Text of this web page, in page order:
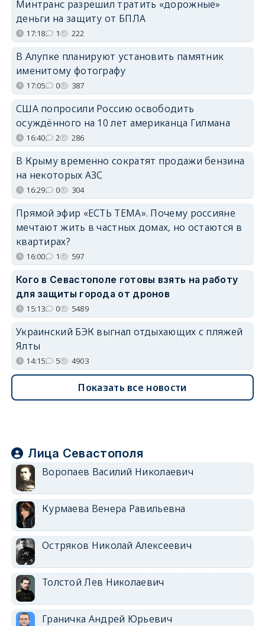
Минтранс разрешил тратить «дорожные»
деньги на защиту от БПЛА
17:18 1 222
В Алупке планируют установить памятник
именитому фотографу
17:05 0 387
США попросили Россию освободить
осуждённого на 10 лет американца Гилмана
16:40 2 286
В Крыму временно сократят продажи бензина
на некоторых АЗС
16:29 0 304
Прямой эфир «ЕСТЬ ТЕМА». Почему россияне
мечтают жить в частных домах, но остаются в
квартирах?
16:00 1 597
Кого в Севастополе готовы взять на работу
для защиты города от дронов
15:13 0 5489
Украинский БЭК выгнал отдыхающих с пляжей
Ялты
14:15 5 4903
Показать все новости
Лица Севастополя
Воропаев Василий Николаевич
Курмаева Венера Равильевна
Остряков Николай Алексеевич
Толстой Лев Николаевич
Граничка Андрей Юрьевич